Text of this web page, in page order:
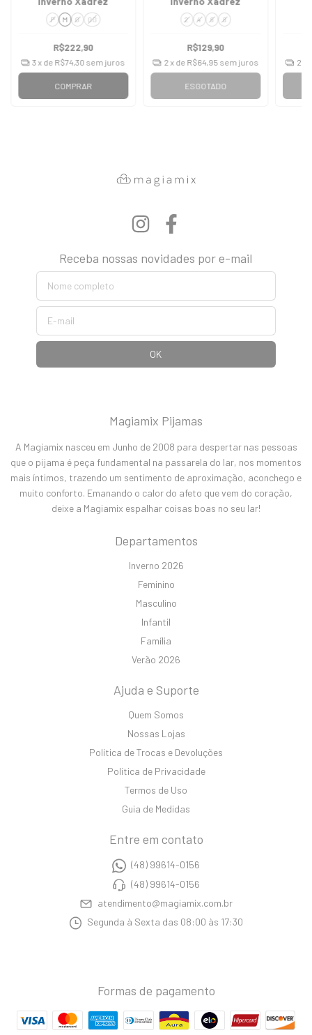
P M G GG
R$222,90
3x de R$74,30 sem juros
COMPRAR
2 4 6 8
R$129,90
2x de R$64,95 sem juros
ESGOTADO
2
Receba nossas novidades por e-mail
Magiamix Pijamas
A Magiamix nasceu em Junho de 2008 para despertar nas pessoas
que o pijama é peça fundamental na passarela do lar, nos momentos
mais íntimos, trazendo um sentimento de aproximação, aconchego e
muito conforto. Emanando o calor do afeto que vem do coração,
deixe a Magiamix espalhar coisas boas no seu lar!
Departamentos
Inverno 2026
Feminino
Masculino
Infantil
Família
Verão 2026
Ajuda e Suporte
Quem Somos
Nossas Lojas
Política de Trocas e Devoluções
Política de Privacidade
Termos de Uso
Guia de Medidas
Entre em contato
(48) 99614-0156
(48) 99614-0156
atendimento@magiamix.com.br
Segunda à Sexta das 08:00 às 17:30
Formas de pagamento